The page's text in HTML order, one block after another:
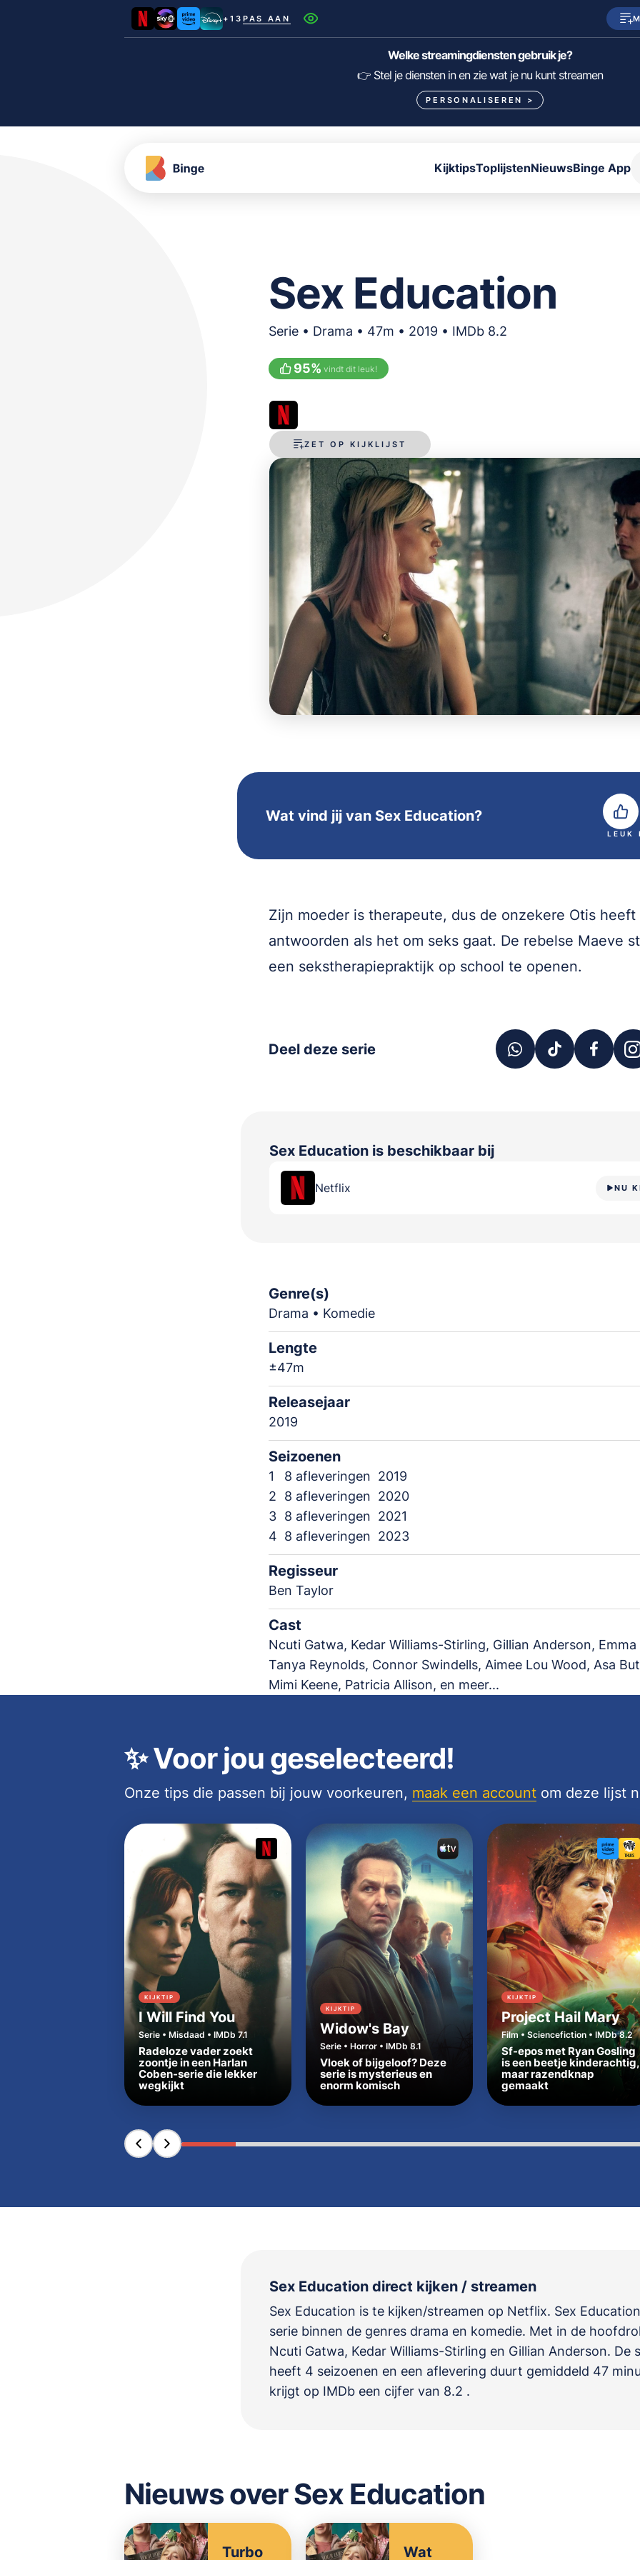
+13 PAS AAN
Netflix SkyShowtime Prime Video
HBO Max NPO Start
Pathé Thuis
Welke streamingdiensten gebruik je?
👉 Stel je diensten in en zie wat je nu kunt streamen
PERSONALISEREN >
KijktipsToplijstenNieuwsBinge App
Sex Education
Serie • Drama • 47m • 2019 • IMDb 8.2
95% vindt dit leuk!
ZET OP KIJKLIJST
Wat vind jij van Sex Education?
LEUK
Zijn moeder is therapeute, dus de onzekere Otis heeft
antwoorden als het om seks gaat. De rebelse Maeve
een sekstherapiepraktijk op school te openen.
Deel deze serie
Sex Education is beschikbaar bij
Netflix NU
Genre(s)
Drama • Komedie
Lengte
±47m
Releasejaar
2019
Seizoenen
1 8 afleveringen 2019
2
8 afleveringen 2020
3 8 afleveringen 2021
4 8 afleveringen 2023
Regisseur
Ben Taylor
Cast
Ncuti Gatwa, Kedar Williams-Stirling, Gillian Anderson, Emma
Tanya Reynolds, Connor Swindells, Aimee Lou Wood, Asa
Mimi Keene, Patricia Allison, en meer...
✨Voor jou geselecteerd!
Onze tips die passen bij jouw voorkeuren, maak een account om deze lijst
KIJKTIP
I Will Find You
Serie • Misdaad • IMDb 7.1
Radeloze vader zoekt
zoontje in een Harlan
Coben-serie die lekker
wegkijkt
KIJKTIP
Widow's Bay
Serie • Horror • IMDb 8.1
Vloek of bijgeloof? Deze
serie is mysterieus en
enorm komisch
KIJKTIP
Project Hail Mary
Film • Sciencefiction • IMDb 8.2
Sf-epos met Ryan Gosling
is een beetje kinderachtig,
maar razendknap
gemaakt
Sex Education direct kijken / streamen
Sex Education is te kijken/streamen op Netflix. Sex
serie binnen de genres drama en komedie. Met in de
Ncuti Gatwa, Kedar Williams-Stirling en Gillian Anderson. De
heeft 4 seizoenen en een aflevering duurt gemiddeld 47
krijgt op IMDb een cijfer van 8.2 .
Nieuws over Sex Education
Turbo
Wat